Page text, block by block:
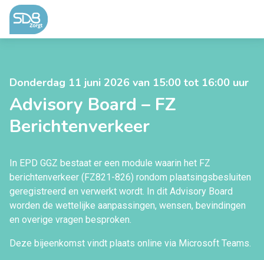
Ga naar de inhoud
Donderdag 11 juni 2026 van 15:00 tot 16:00 uur
Advisory Board – FZ
Berichtenverkeer
In EPD GGZ bestaat er een module waarin het FZ
berichtenverkeer (FZ821-826) rondom plaatsingsbesluiten
geregistreerd en verwerkt wordt. In dit Advisory Board
worden de wettelijke aanpassingen, wensen, bevindingen
en overige vragen besproken.
Deze bijeenkomst vindt plaats online via Microsoft Teams.